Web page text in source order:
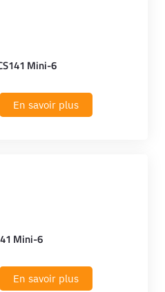
Mini-6
En savoir plus
Mini-6
En savoir plus